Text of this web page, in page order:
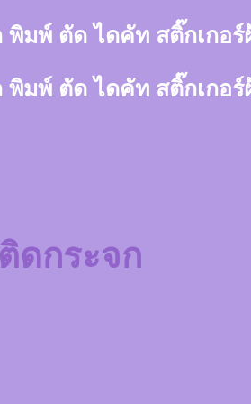
มพ์ ตัด ไดคัท สติ๊กเกอร์
มพ์ ตัด ไดคัท สติ๊กเกอร์
ดกระจก